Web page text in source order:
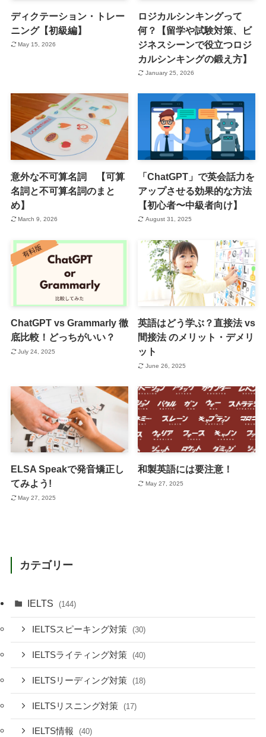
ディクテーション・トレー
ニング【初級編】
May 15, 2026
ロジカルシンキングって
何？【留学や試験対策、ビ
ジネスシーンで役立つロジ
カルシンキングの鍛え方】
January 25, 2026
意外な不可算名詞 【可算
名詞と不可算名詞のまと
め】
March 9, 2026
「ChatGPT」で英会話力を
アップさせる効果的な方法
【初心者〜中級者向け】
August 31, 2025
ChatGPT vs Grammarly 徹
底比較！どっちがいい？
July 24, 2025
英語はどう学ぶ？直接法 vs
間接法 のメリット・デメリ
ット
June 26, 2025
ELSA Speakで発音矯正し
てみよう!
May 27, 2025
和製英語には要注意！
May 27, 2025
カテゴリー
IELTS (144)
IELTSスピーキング対策 (30)
IELTSライティング対策 (40)
IELTSリーディング対策 (18)
IELTSリスニング対策 (17)
IELTS情報 (40)